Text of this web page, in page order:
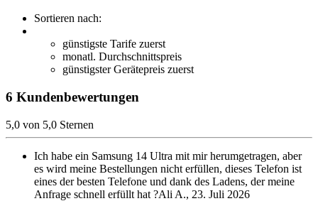
Sortieren nach:
günstigste Tarife zuerst
monatl. Durchschnittspreis
günstigster Gerätepreis zuerst
6 Kundenbewertungen
5,0 von 5,0 Sternen
Ich habe ein Samsung 14 Ultra mit mir herumgetragen, aber
es wird meine Bestellungen nicht erfüllen, dieses Telefon ist
eines der besten Telefone und dank des Ladens, der meine
Anfrage schnell erfüllt hat ?Ali A., 23. Juli 2026